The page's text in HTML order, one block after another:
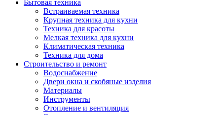
Бытовая техника
Встраиваемая техника
Крупная техника для кухни
Техника для красоты
Мелкая техника для кухни
Климатическая техника
Техника для дома
Строительство и ремонт
Водоснабжение
Двери окна и скобяные изделия
Материалы
Инструменты
Отопление и вентиляция